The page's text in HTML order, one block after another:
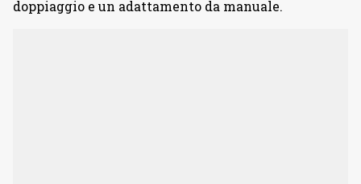
doppiaggio e un adattamento da manuale.